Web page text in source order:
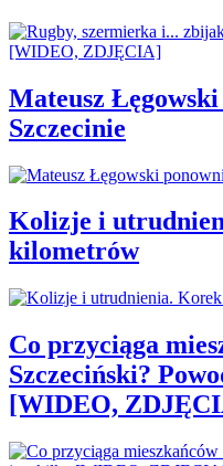
Mateusz
Szczecinie
Kolizje i
kilometrów
Co przyciąga
Szczeciński?
[WIDEO,